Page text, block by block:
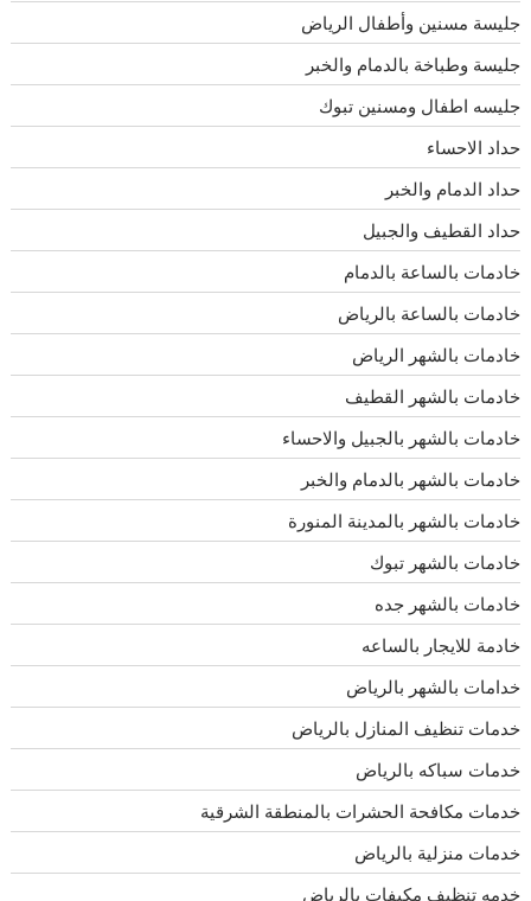
جليسة مسنين وأطفال الرياض
جليسة وطباخة بالدمام والخبر
جليسه اطفال ومسنين تبوك
حداد الاحساء
حداد الدمام والخبر
حداد القطيف والجبيل
خادمات بالساعة بالدمام
خادمات بالساعة بالرياض
خادمات بالشهر الرياض
خادمات بالشهر القطيف
خادمات بالشهر بالجبيل والاحساء
خادمات بالشهر بالدمام والخبر
خادمات بالشهر بالمدينة المنورة
خادمات بالشهر تبوك
خادمات بالشهر جده
خادمة للايجار بالساعه
خدامات بالشهر بالرياض
خدمات تنظيف المنازل بالرياض
خدمات سباكه بالرياض
خدمات مكافحة الحشرات بالمنطقة الشرقية
خدمات منزلية بالرياض
خدمه تنظيف مكيفات بالرياض